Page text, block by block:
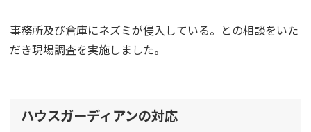
事務所及び倉庫にネズミが侵入している。との相談をいた
だき現場調査を実施しました。
ハウスガーディアンの対応